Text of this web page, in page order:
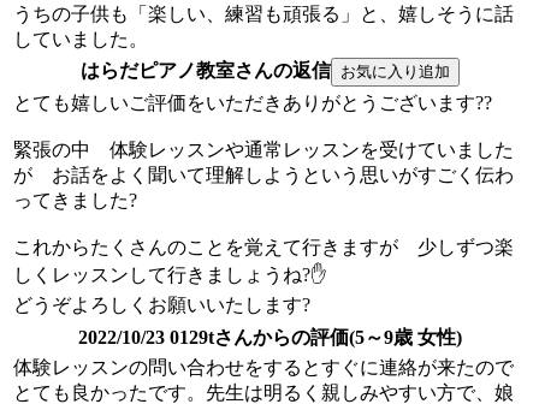
うちの子供も「楽しい、練習も頑張る」と、嬉しそうに話
していました。
はらだピアノ教室さんの返信
とても嬉しいご評価をいただきありがとうございます??
緊張の中 体験レッスンや通常レッスンを受けていました
が お話をよく聞いて理解しようという思いがすごく伝わ
ってきました?
これからたくさんのことを覚えて行きますが 少しずつ楽
しくレッスンして行きましょうね?✋
どうぞよろしくお願いいたします?
2022/10/23 0129tさんからの評価(5～9歳 女性)
体験レッスンの問い合わせをするとすぐに連絡が来たので
とても良かったです。先生は明るく親しみやすい方で、娘